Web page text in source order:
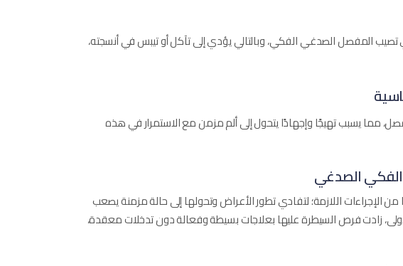
المفصل الصدغي الفكي، وبالتالي يؤدي إلى تآكل أو تيبس في أنسجته،
مما يسبب تهيجًا وإجهادًا يتحول إلى ألم مزمن مع الاستمرار في هذه
الصدغي
اللازمة؛ لتفادي تطور الأعراض وتحولها إلى حالة مزمنة يصعب
زادت فرص السيطرة عليها بعلاجات بسيطة وفعالة دون تدخلات معقدة،